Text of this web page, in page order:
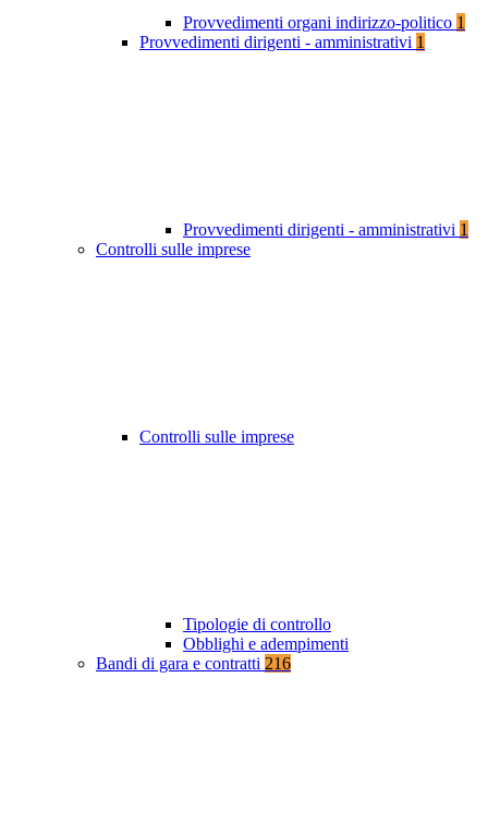
Provvedimenti organi indirizzo-politico 1
Provvedimenti dirigenti - amministrativi 1
Provvedimenti dirigenti - amministrativi 1
Controlli sulle imprese
Controlli sulle imprese
Tipologie di controllo
Obblighi e adempimenti
Bandi di gara e contratti 216